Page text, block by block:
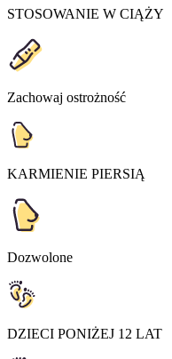
STOSOWANIE W CIĄŻY
Zachowaj ostrożność
KARMIENIE PIERSIĄ
Dozwolone
DZIECI PONIŻEJ 12 LAT